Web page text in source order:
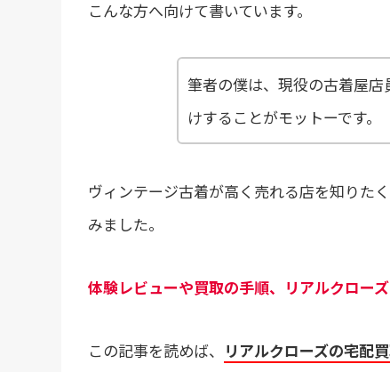
こんな方へ向けて書いています。
筆者の僕は、現役の古着屋
けすることがモットーです。
ヴィンテージ古着が高く売れる店を知りた
みました。
体験レビューや買取の手順、リアルクロー
この記事を読めば、 リアルクローズの宅配